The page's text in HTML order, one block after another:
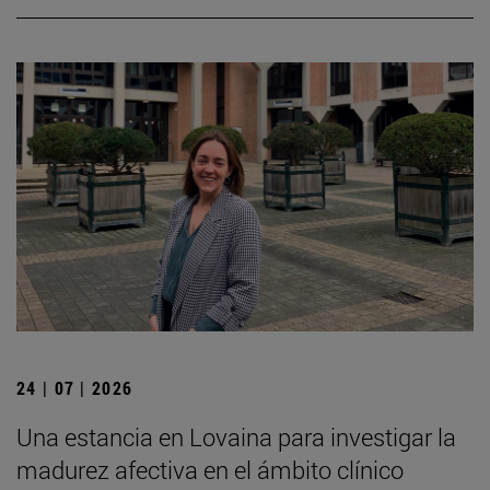
24 | 07 | 2026
Una estancia en Lovaina para investigar la
madurez afectiva en el ámbito clínico